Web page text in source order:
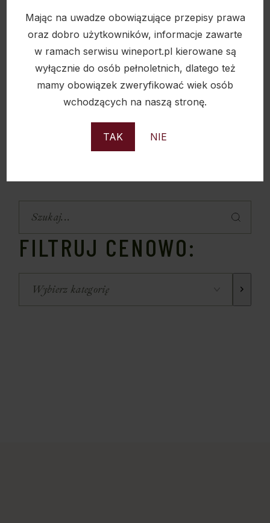
Mając na uwadze obowiązujące przepisy prawa
oraz dobro użytkowników, informacje zawarte
w ramach serwisu wineport.pl kierowane są
wyłącznie do osób pełnoletnich, dlatego też
mamy obowiązek zweryfikować wiek osób
wchodzących na naszą stronę.
TAK NIE
Zapamiętaj moje dane w tej przeglądarce podczas
pisania kolejnych komentarzy.
FILTRUJ CENOWO: